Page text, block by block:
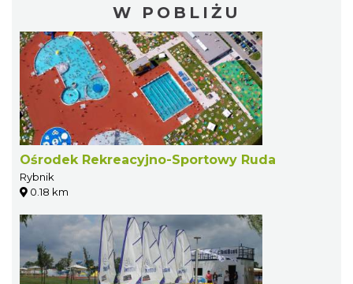
W POBLIŻU
Ośrodek Rekreacyjno-Sportowy Ruda
Rybnik
0.18 km